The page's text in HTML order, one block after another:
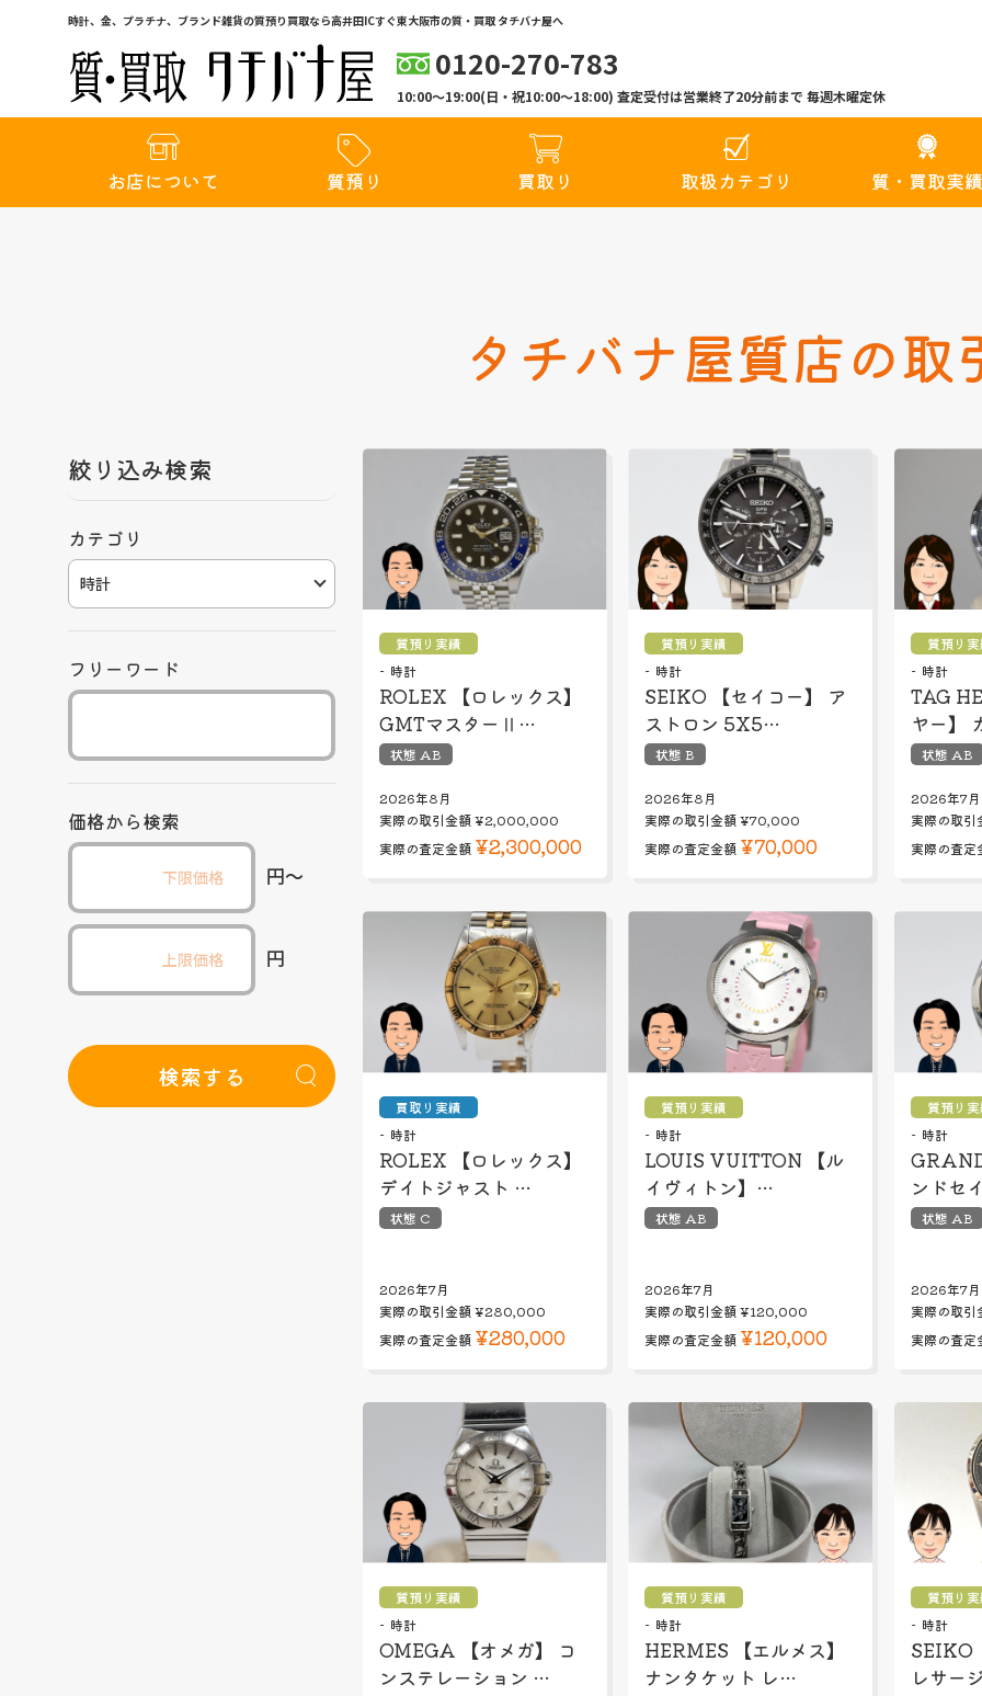
時計、金、プラチナ、ブランド雑貨の質預り買取なら高井田ICすぐ東大阪市の質・買取 タチバナ屋へ
0120-270-783
10:00〜19:00(日・祝10:00〜18:00) 査定受付は営業終了20分前まで 毎週木曜定休
お店について 質預り 買取り 取扱カテゴリ 質・買取実
タチバナ屋質店の取
絞り込み検索
カテゴリ
フリーワード
価格から検索
円〜
円
検索する
質預り実績
時計
ROLEX 【ロレックス】
GMTマスターⅡ…
状態 AB
2026年8月
実際の取引金額 ¥2,000,000
実際の査定金額 ¥2,300,000
質預り実績
時計
SEIKO 【セイコー】 ア
ストロン 5X5…
状態 B
2026年8月
実際の取引金額¥70,000
実際の査定金額 ¥70,000
質預り
時計
TAG
ヤー】
状態 AB
2026年7月
実際の取引
実際の査定
買取り実績
時計
ROLEX 【ロレックス】
デイトジャスト …
状態 C
2026年7月
実際の取引金額 ¥280,000
実際の査定金額 ¥280,000
質預り実績
時計
LOUIS VUITTON 【ル
イヴィトン】…
状態 AB
2026年7月
実際の取引金額¥120,000
実際の査定金額 ¥120,000
質預り
時計
ンドセ
状態 AB
2026年7月
実際の取引
実際の査定
質預り実績
時計
OMEGA 【オメガ】 コ
ンステレーション …
質預り実績
時計
HERMES 【エルメス】
ナンタケット レ…
質預り
時計
SEIKO
レサー